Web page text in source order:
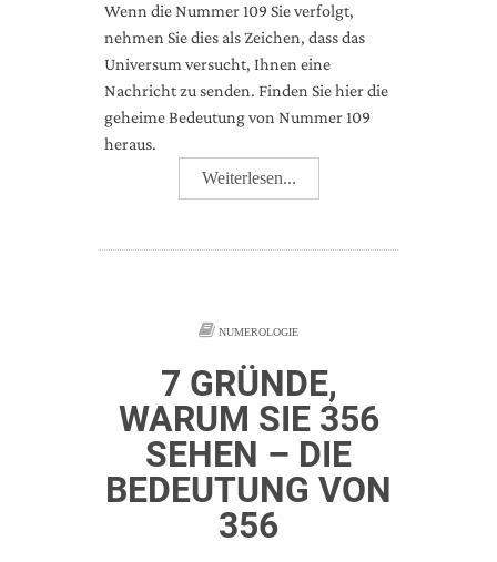
Wenn die Nummer 109 Sie verfolgt,
nehmen Sie dies als Zeichen, dass das
Universum versucht, Ihnen eine
Nachricht zu senden. Finden Sie hier die
geheime Bedeutung von Nummer 109
heraus.
Weiterlesen...
NUMEROLOGIE
7 GRÜNDE,
WARUM SIE 356
SEHEN – DIE
BEDEUTUNG VON
356